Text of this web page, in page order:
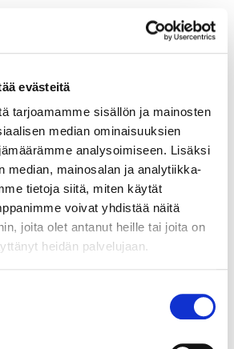
evästeitä
tarjoamamme sisällön ja mainosten
median ominaisuuksien
analysoimiseen. Lisäksi
median, mainosalan ja analytiikka-
tietoja siitä, miten käytät
voivat yhdistää näitä
joita olet antanut heille tai joita on
heidän palvelujaan.
puhuminen voi tuntua
Yhtenä syynä voi olla, että
jotakin väärin.
taidot -linkki- ja
Sitran